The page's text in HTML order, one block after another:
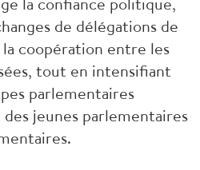
de délégations de
coopération entre les
tout en intensifiant
parlementaires
jeunes parlementaires